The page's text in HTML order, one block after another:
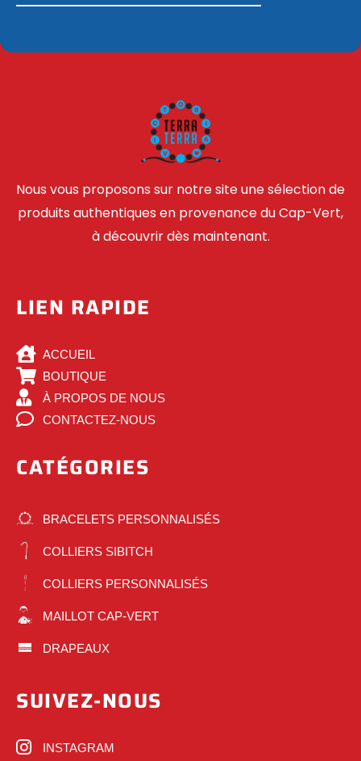
Nous vous proposons sur notre site une sélection de
produits authentiques en provenance du Cap-Vert,
à découvrir dès maintenant.
LIEN RAPIDE
ACCUEIL
BOUTIQUE
À PROPOS DE NOUS
CONTACTEZ-NOUS
CATÉGORIES
BRACELETS PERSONNALISÉS
COLLIERS SIBITCH
COLLIERS PERSONNALISÉS
MAILLOT CAP-VERT
DRAPEAUX
SUIVEZ-NOUS
INSTAGRAM